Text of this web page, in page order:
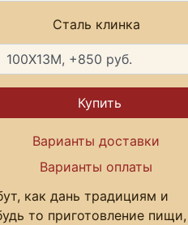
Сталь клинка
Варианты доставки
Варианты оплаты
как дань традициям и
то приготовление пищи,